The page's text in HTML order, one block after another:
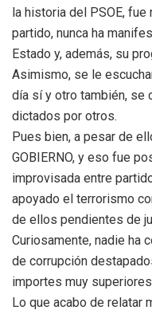
la historia del PSOE,
partido, nunca ha
Estado y, además, su
Asimismo, se le
día sí y otro también, se
dictados por otros.
Pues bien, a pesar de
GOBIERNO, y eso fue
improvisada entre
apoyado el terrorismo
de ellos pendientes de
Curiosamente, nadie ha
de corrupción
importes muy
Lo que acabo de relatar